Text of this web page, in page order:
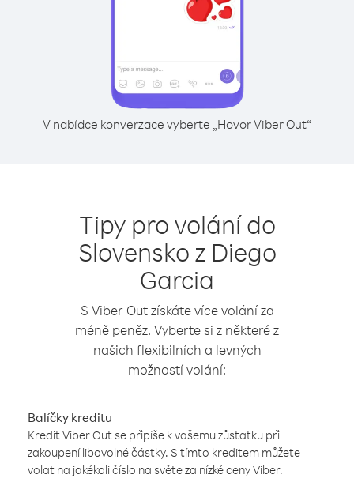
V nabídce konverzace vyberte „Hovor Viber Out“
Tipy pro volání do
Slovensko z Diego
Garcia
S Viber Out získáte více volání za
méně peněz. Vyberte si z některé z
našich flexibilních a levných
možností volání:
Balíčky kreditu
Kredit Viber Out se připíše k vašemu zůstatku při
zakoupení libovolné částky. S tímto kreditem můžete
volat na jakékoli číslo na světe za nízké ceny Viber.